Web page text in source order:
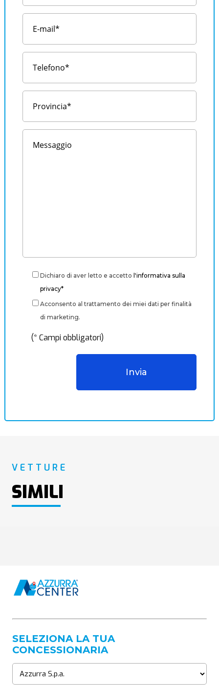
Dichiaro di aver letto e accetto l'informativa sulla
privacy*
Acconsento al trattamento dei miei dati per finalità
di marketing.
(* Campi obbligatori)
VETTURE
SIMILI
SELEZIONA LA TUA
CONCESSIONARIA